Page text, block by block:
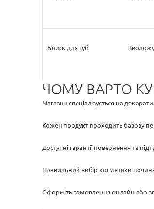
Блиск для губ
ЧОМУ ВАРТО
Магазин спеціалізується на
Кожен продукт проходить базову
Доступні гарантії повернення та
Правильний вибір косметики
Оформіть замовлення онлайн або